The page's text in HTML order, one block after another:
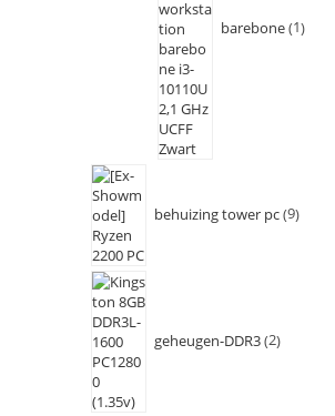
barebone 1
behuizing tower pc 9
geheugen-DDR3 2